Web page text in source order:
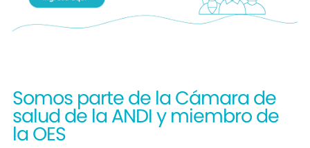
Somos parte de la Cámara de
salud de la ANDI y miembro de
la OES